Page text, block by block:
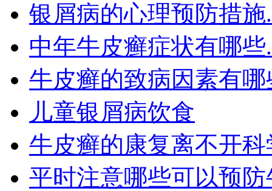
银屑病的心理预防措施.
中年牛皮癣症状有哪些.
牛皮癣的致病因素有哪
儿童银屑病饮食
牛皮癣的康复离不开
平时注意哪些可以预